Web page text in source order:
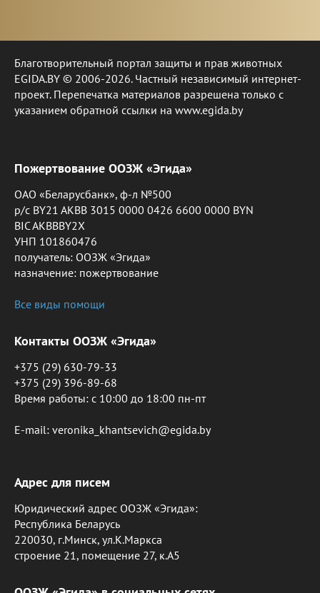
Благотворительный портал защиты и прав животных
EGIDA.BY © 2006-2026. Частный независимый интернет-
проект. Перепечатка материалов разрешена только с
указанием обратной ссылки на www.egida.by
Пожертвование ООЗЖ «Эгида»
ОАО «Беларусбанк», ф-л №500
р/с BY21 AKBB 3015 0000 0426 6600 0000 BYN
BIC AKBBBY2X
УНП 101860476
получатель: ООЗЖ «Эгида»
назначение: пожертвование
Все виды помощи
Контакты ООЗЖ «Эгида»
+375 (29) 630-79-33
+375 (29) 396-89-68
Время работы: c 10:00 до 18:00 пн-пт
E-mail: veronika_khantsevich@egida.by
Адрес для писем
Юридический адрес ООЗЖ «Эгида»:
Республика Беларусь
220030, г.Минск, ул.К.Маркса
строение 21, помещение 27, к.А5